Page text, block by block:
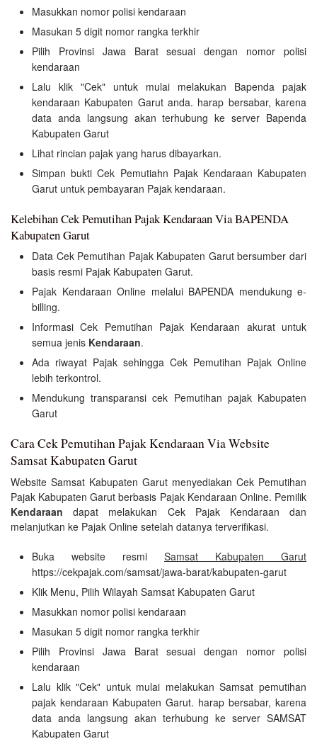
Masukkan nomor polisi kendaraan
Masukan 5 digit nomor rangka terkhir
Pilih Provinsi Jawa Barat sesuai dengan nomor polisi
kendaraan
Lalu klik "Cek" untuk mulai melakukan Bapenda pajak
kendaraan Kabupaten Garut anda. harap bersabar, karena
data anda langsung akan terhubung ke server Bapenda
Kabupaten Garut
Lihat rincian pajak yang harus dibayarkan.
Simpan bukti Cek Pemutiahn Pajak Kendaraan Kabupaten
Garut untuk pembayaran Pajak kendaraan.
Kelebihan Cek Pemutihan Pajak Kendaraan Via BAPENDA
Kabupaten Garut
Data Cek Pemutihan Pajak Kabupaten Garut bersumber dari
basis resmi Pajak Kabupaten Garut.
Pajak Kendaraan Online melalui BAPENDA mendukung e-
billing.
Informasi Cek Pemutihan Pajak Kendaraan akurat untuk
semua jenis Kendaraan.
Ada riwayat Pajak sehingga Cek Pemutihan Pajak Online
lebih terkontrol.
Mendukung transparansi cek Pemutihan pajak Kabupaten
Garut
Cara Cek Pemutihan Pajak Kendaraan Via Website
Samsat Kabupaten Garut
Website Samsat Kabupaten Garut menyediakan Cek Pemutihan
Pajak Kabupaten Garut berbasis Pajak Kendaraan Online. Pemilik
Kendaraan dapat melakukan Cek Pajak Kendaraan dan
melanjutkan ke Pajak Online setelah datanya terverifikasi.
Buka website resmi Samsat Kabupaten Garut
https://cekpajak.com/samsat/jawa-barat/kabupaten-garut
Klik Menu, Pilih Wilayah Samsat Kabupaten Garut
Masukkan nomor polisi kendaraan
Masukan 5 digit nomor rangka terkhir
Pilih Provinsi Jawa Barat sesuai dengan nomor polisi
kendaraan
Lalu klik "Cek" untuk mulai melakukan Samsat pemutihan
pajak kendaraan Kabupaten Garut. harap bersabar, karena
data anda langsung akan terhubung ke server SAMSAT
Kabupaten Garut